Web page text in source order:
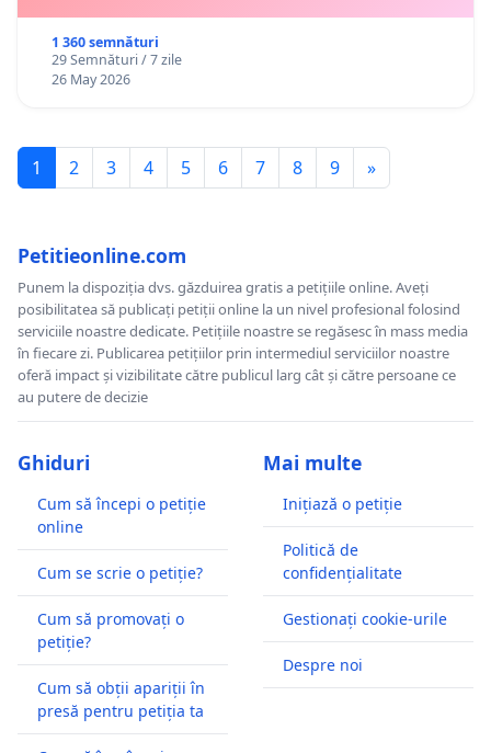
1 360 semnături
29 Semnături / 7 zile
26 May 2026
1 2 3 4 5 6 7 8 9 »
Petitieonline.com
Punem la dispoziția dvs. găzduirea gratis a petițiile online. Aveți
posibilitatea să publicați petiții online la un nivel profesional folosind
serviciile noastre dedicate. Petițiile noastre se regăsesc în mass media
în fiecare zi. Publicarea petițiilor prin intermediul serviciilor noastre
oferă impact și vizibilitate către publicul larg cât și către persoane ce
au putere de decizie
Ghiduri
Cum să începi o petiție
online
Cum se scrie o petiție?
Cum să promovați o
petiție?
Cum să obții apariții în
presă pentru petiția ta
Mai multe
Inițiază o petiție
Politică de
confidențialitate
Gestionați cookie-urile
Despre noi